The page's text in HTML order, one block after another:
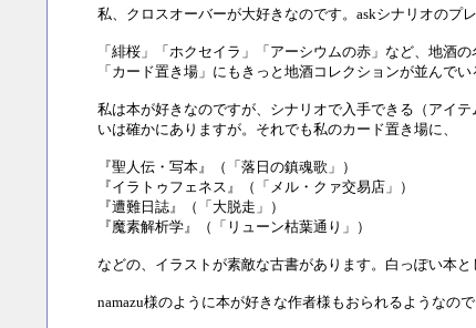
私、クロスオーバーが大好きなのです。askシナリオのプ
「緋桜」「ホクセイラ」「アーシウムの赤」など、地酒
「カード置き場」にもきっと地酒コレクションが並んでい
私は本が好きなのですが、シナリオで入手できる（アイ
いは確かにありますが。それでも私のカード置き場に、
『聖人伝・写本』（「落日の鎮魂歌」）
『イラトゥフェネス』（「メル・クァ交易店」）
『遭難日誌』（「大脱走」）
『魔素解析学』（「リューン枯葉通り」）
などの、イラストが素敵な古書があります。白っぽい本
namazu様のように本が好きな作者様もおられるようなの